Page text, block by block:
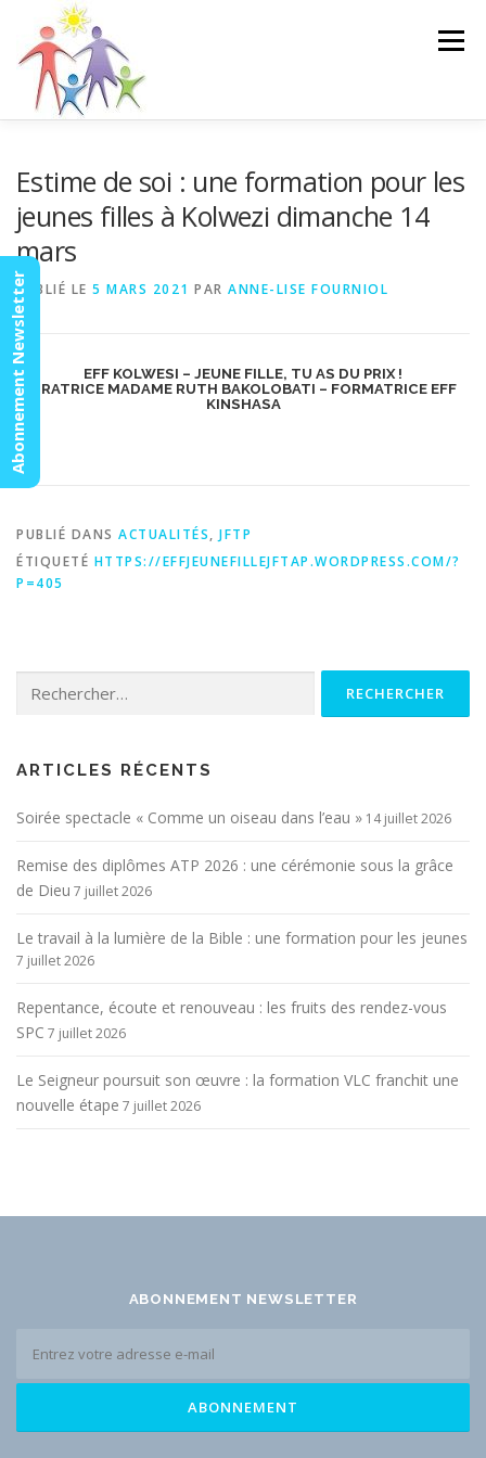
contenu
Menu
Estime de soi : une formation pour les
jeunes filles à Kolwezi dimanche 14
mars
PUBLIÉ LE 5 MARS 2021 PAR ANNE-LISE FOURNIOL
EFF KOLWESI – JEUNE FILLE, TU AS DU PRIX !
ORATRICE MADAME RUTH BAKOLOBATI – FORMATRICE EFF
KINSHASA
PUBLIÉ DANS ACTUALITÉS, JFTP
ÉTIQUETÉ HTTPS://EFFJEUNEFILLEJFTAP.WORDPRESS.COM/?
P=405
ARTICLES RÉCENTS
Soirée spectacle « Comme un oiseau dans l’eau » 14 juillet 2026
Remise des diplômes ATP 2026 : une cérémonie sous la grâce
de Dieu 7 juillet 2026
Le travail à la lumière de la Bible : une formation pour les jeunes
7 juillet 2026
Repentance, écoute et renouveau : les fruits des rendez-vous
SPC 7 juillet 2026
Le Seigneur poursuit son œuvre : la formation VLC franchit une
nouvelle étape 7 juillet 2026
ABONNEMENT NEWSLETTER
Abonnement Newsletter